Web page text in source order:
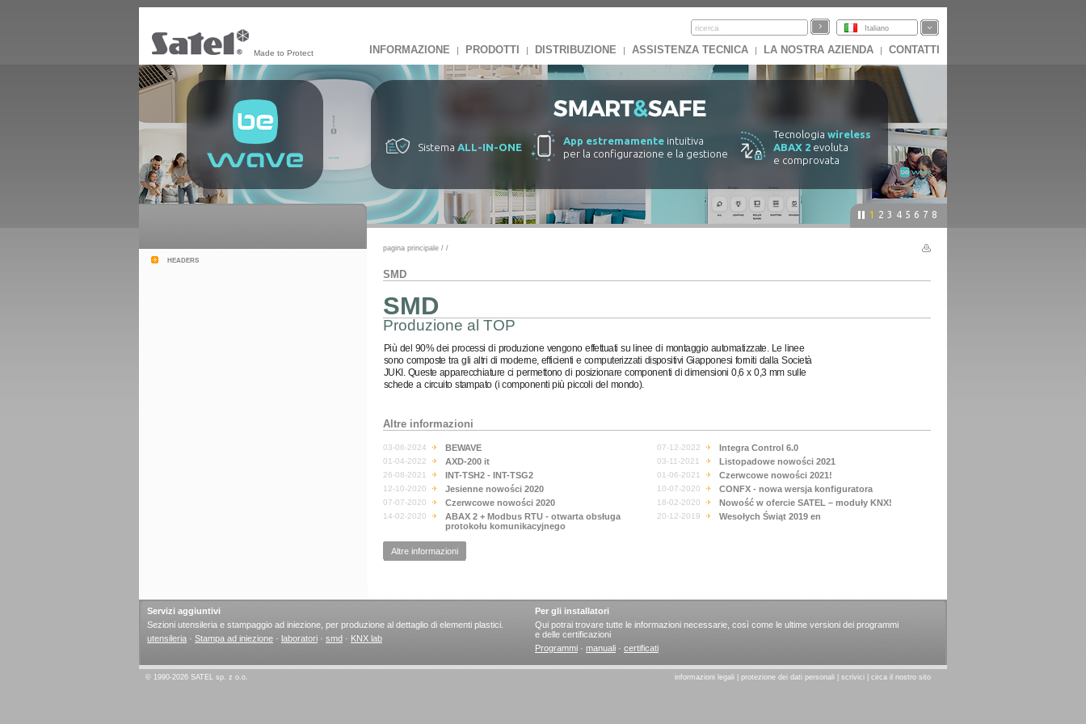
Made to Protect
Italiano
INFORMAZIONE | PRODOTTI | DISTRIBUZIONE | ASSISTENZA TECNICA | LA NOSTRA AZIENDA | CONTATTI
Sistema ALL-IN-ONE
App estremamente intuitiva
per la configurazione e la gestione
Tecnologia wireless
ABAX 2 evoluta
e comprovata
1 2 3 4 5 6 7 8
headers
pagina principale / /
SMD
SMD
Produzione al TOP
Più del 90% dei processi di produzione vengono effettuati su linee di montaggio automatizzate. Le linee
sono composte tra gli altri di moderne, efficienti e computerizzati dispositivi Giapponesi forniti dalla Società
JUKI. Queste apparecchiature ci permettono di posizionare componenti di dimensioni 0,6 x 0,3 mm sulle
schede a circuito stampato (i componenti più piccoli del mondo).
Altre informazioni
03-06-2024 BEWAVE 07-12-2022 Integra Control 6.0
01-04-2022 AXD-200 it 03-11-2021 Listopadowe nowości 2021
26-08-2021 INT-TSH2 - INT-TSG2 01-06-2021 Czerwcowe nowości 2021!
12-10-2020 Jesienne nowości 2020 10-07-2020 CONFX - nowa wersja konfiguratora
07-07-2020 Czerwcowe nowości 2020 18-02-2020 Nowość w ofercie SATEL – moduły KNX!
14-02-2020
ABAX 2 + Modbus RTU - otwarta obsługa
protokołu komunikacyjnego
20-12-2019 Wesołych Świąt 2019 en
Altre informazioni
Servizi aggiuntivi
Sezioni utensileria e stampaggio ad iniezione, per produzione al dettaglio di elementi plastici.
utensileria · Stampa ad iniezione · laboratori · smd · KNX lab
Per gli installatori
Qui potrai trovare tutte le informazioni necessarie, così come le ultime versioni dei programmi
e delle certificazioni
Programmi · manuali · certificati
© 1990-2026 SATEL sp. z o.o. informazioni legali protezione dei dati personali scrivici circa il nostro sito